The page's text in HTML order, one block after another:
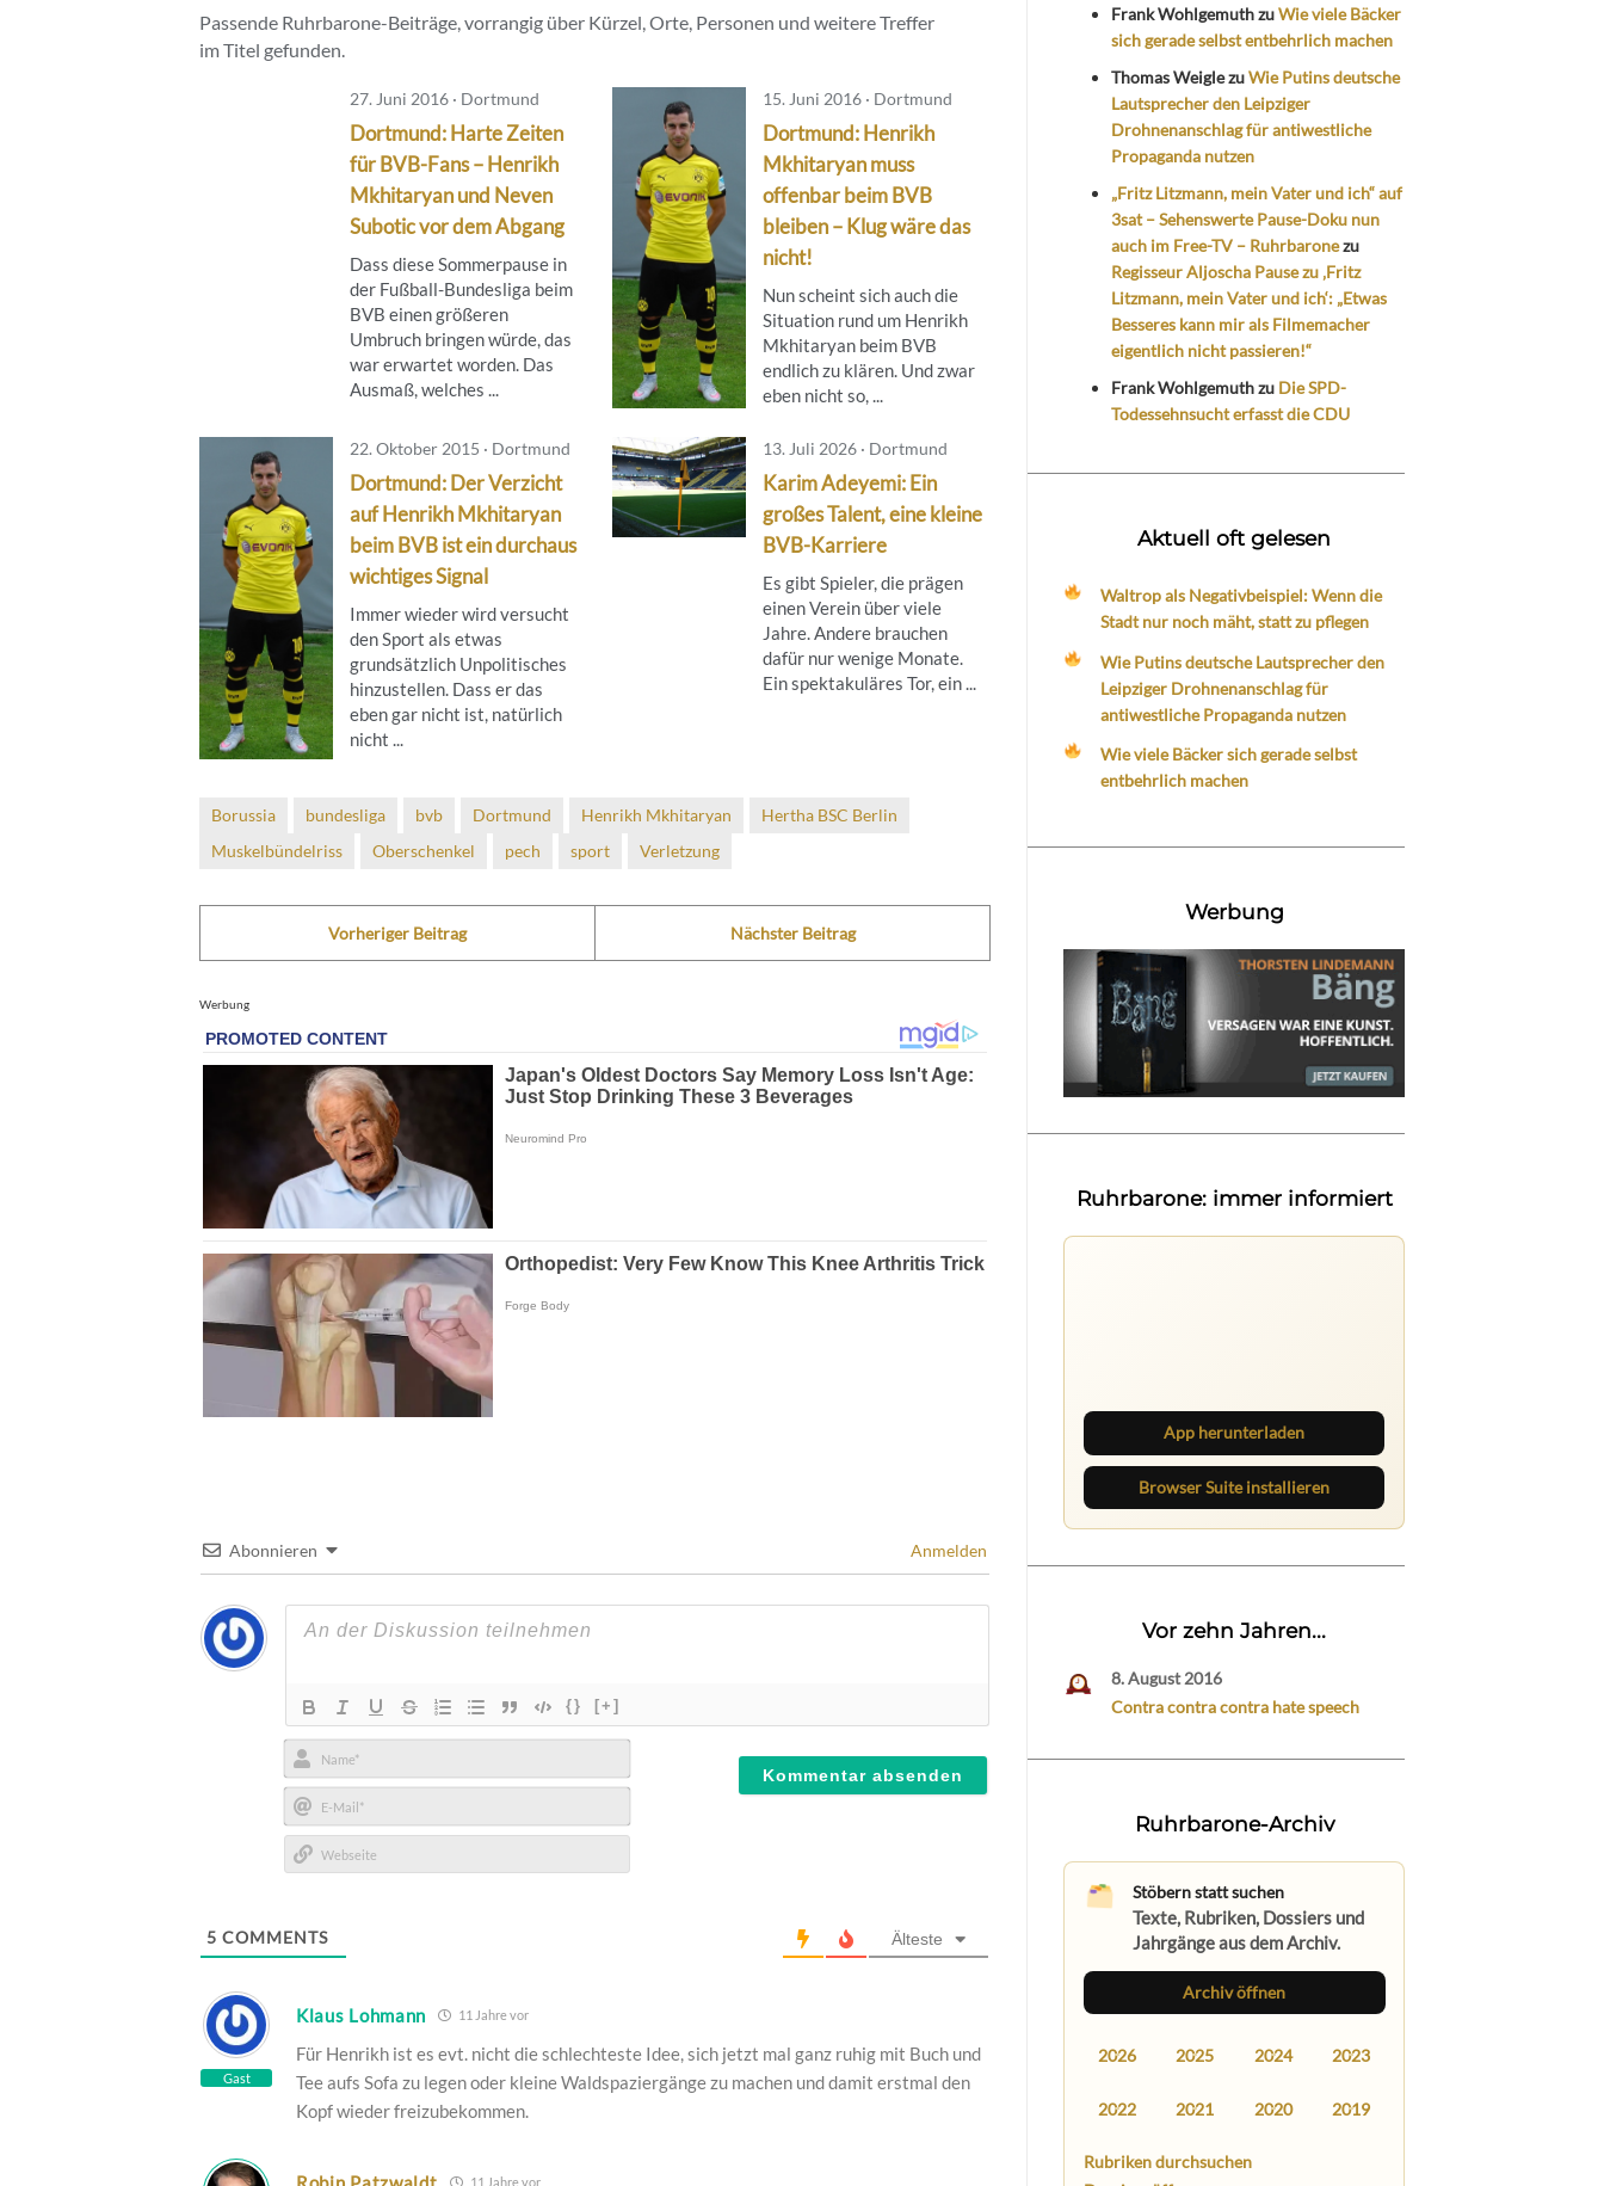
Passende Ruhrbarone-Beiträge, vorrangig über Kürzel, Orte, Personen und weitere Treffer
im Titel gefunden.
27. Juni 2016 · Dortmund
Dortmund: Harte Zeiten
für BVB-Fans – Henrikh
Mkhitaryan und Neven
Subotic vor dem Abgang
Dass diese Sommerpause in
der Fußball-Bundesliga beim
BVB einen größeren
Umbruch bringen würde, das
war erwartet worden. Das
Ausmaß, welches ...
15. Juni 2016 · Dortmund
Dortmund: Henrikh
Mkhitaryan muss
offenbar beim BVB
bleiben – Klug wäre das
nicht!
Nun scheint sich auch die
Situation rund um Henrikh
Mkhitaryan beim BVB
endlich zu klären. Und zwar
eben nicht so, ...
22. Oktober 2015 · Dortmund
Dortmund: Der Verzicht
auf Henrikh Mkhitaryan
beim BVB ist ein durchaus
wichtiges Signal
Immer wieder wird versucht
den Sport als etwas
grundsätzlich Unpolitisches
hinzustellen. Dass er das
eben gar nicht ist, natürlich
nicht ...
13. Juli 2026 · Dortmund
Karim Adeyemi: Ein
großes Talent, eine kleine
BVB-Karriere
Es gibt Spieler, die prägen
einen Verein über viele
Jahre. Andere brauchen
dafür nur wenige Monate.
Ein spektakuläres Tor, ein ...
Borussia bundesliga bvb Dortmund Henrikh Mkhitaryan
Hertha BSC Berlin
Muskelbündelriss
Oberschenkel pech sport Verletzung
Vorheriger Beitrag Nächster Beitrag
Werbung
Abonnieren Anmelden
{} [+]
Name*
E-
Mail*
5 COMMENTS Älteste
Gast
Klaus Lohmann 11 Jahre vor
Für Henrikh ist es evt. nicht die schlechteste Idee, sich jetzt mal ganz ruhig mit Buch und
Tee aufs Sofa zu legen oder kleine Waldspaziergänge zu machen und damit erstmal den
Kopf wieder freizubekommen.
11 Jahre vor
Frank WohlgemuthzuWie viele Bäcker
sich gerade selbst entbehrlich machen
Thomas WeiglezuWie Putins deutsche
Lautsprecher den Leipziger
Drohnenanschlag für antiwestliche
Propaganda nutzen
„Fritz Litzmann, mein Vater und ich“ auf
3sat – Sehenswerte Pause-Doku nun
auch im Free-TV – Ruhrbaronezu
Regisseur Aljoscha Pause zu ‚Fritz
Litzmann, mein Vater und ich‘: „Etwas
Besseres kann mir als Filmemacher
eigentlich nicht passieren!“
Frank Wohlgemuthzu Die SPD-
Todessehnsucht erfasst die CDU
Aktuell oft gelesen
Waltrop als Negativbeispiel: Wenn die
Stadt nur noch mäht, statt zu pflegen
Wie Putins deutsche Lautsprecher den
Leipziger Drohnenanschlag für
antiwestliche Propaganda nutzen
Wie viele Bäcker sich gerade selbst
entbehrlich machen
Werbung
Ruhrbarone: immer informiert
App herunterladen
Browser Suite installieren
Vor zehn Jahren...
8. August 2016
Contra contra contra hate speech
Ruhrbarone-Archiv
Stöbern statt suchen
Texte, Rubriken, Dossiers und
Jahrgänge aus dem Archiv.
Archiv öffnen
2026 2025 2024 2023
2022 2021 2020 2019
Rubriken durchsuchen